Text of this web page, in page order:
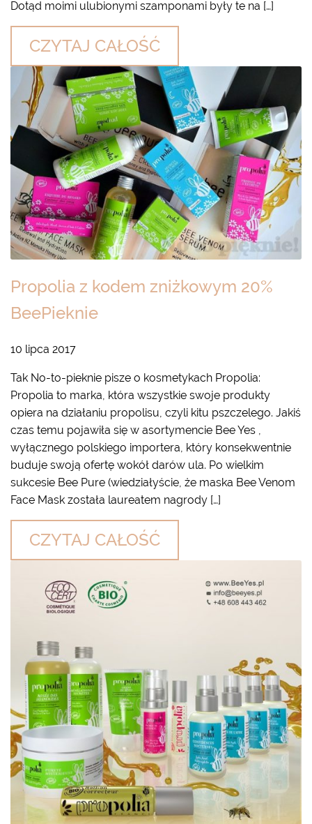
Dotąd moimi ulubionymi szamponami były te na […]
CZYTAJ CAŁOŚĆ
Propolia z kodem zniżkowym 20%
BeePieknie
10 lipca 2017
Tak No-to-pieknie pisze o kosmetykach Propolia:
Propolia to marka, która wszystkie swoje produkty
opiera na działaniu propolisu, czyli kitu pszczelego. Jakiś
czas temu pojawiła się w asortymencie Bee Yes ,
wyłącznego polskiego importera, który konsekwentnie
buduje swoją ofertę wokół darów ula. Po wielkim
sukcesie Bee Pure (wiedziałyście, że maska Bee Venom
Face Mask została laureatem nagrody […]
CZYTAJ CAŁOŚĆ